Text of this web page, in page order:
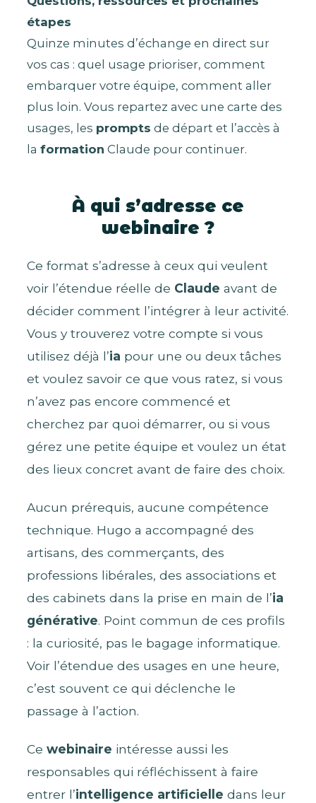
étapes
Quinze minutes d’échange en direct sur
vos cas : quel usage prioriser, comment
embarquer votre équipe, comment aller
plus loin. Vous repartez avec une carte des
usages, les prompts de départ et l’accès à
la formation Claude pour continuer.
À qui s’adresse ce
webinaire ?
Ce format s’adresse à ceux qui veulent
voir l’étendue réelle de Claude avant de
décider comment l’intégrer à leur activité.
Vous y trouverez votre compte si vous
utilisez déjà l’ia pour une ou deux tâches
et voulez savoir ce que vous ratez, si vous
n’avez pas encore commencé et
cherchez par quoi démarrer, ou si vous
gérez une petite équipe et voulez un état
des lieux concret avant de faire des choix.
Aucun prérequis, aucune compétence
technique. Hugo a accompagné des
artisans, des commerçants, des
professions libérales, des associations et
des cabinets dans la prise en main de l’ia
générative. Point commun de ces profils
: la curiosité, pas le bagage informatique.
Voir l’étendue des usages en une heure,
c’est souvent ce qui déclenche le
passage à l’action.
Ce webinaire intéresse aussi les
responsables qui réfléchissent à faire
entrer l’intelligence artificielle dans leur